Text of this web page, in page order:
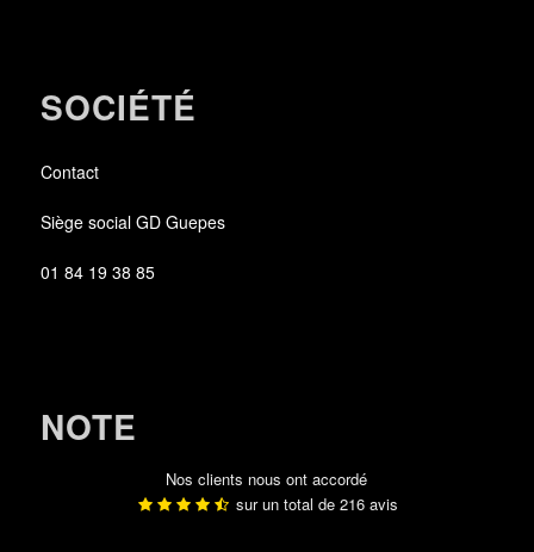
SOCIÉTÉ
Contact
Siège social GD Guepes
01 84 19 38 85
NOTE
Nos clients nous ont accordé
sur un total de 216avis